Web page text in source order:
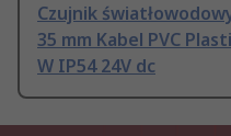
Czujnik
35 mm Kabel PVC
W IP54 24V dc